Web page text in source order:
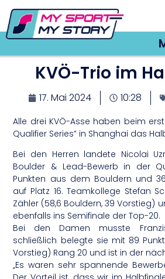
KVÖ-Trio im
17. Mai 2024 10:28
Alle drei KVÖ-Asse haben beim
Qualifier Series” in Shanghai das
Bei den Herren landete Nicolai
Boulder & Lead-Bewerb in der
Punkten aus dem Bouldern und
auf Platz 16. Teamkollege Stefan
Zähler (58,6 Bouldern, 39 Vorstieg)
ebenfalls ins Semifinale der Top-20.
Bei den Damen musste
schließlich belegte sie mit 89
Vorstieg) Rang 20 und ist in der
„Es waren sehr spannende